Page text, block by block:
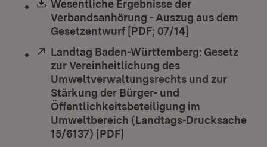
Download:
Wesentliche Ergebnisse der
Verbandsanhörung - Auszug aus dem
Gesetzentwurf [PDF; 07/14]
Extern:
Landtag Baden-Württemberg: Gesetz
zur Vereinheitlichung des
Umweltverwaltungsrechts und zur
Stärkung der Bürger- und
Öffentlichkeitsbeteiligung im
Umweltbereich (Landtags-Drucksache
15/6137) [PDF]